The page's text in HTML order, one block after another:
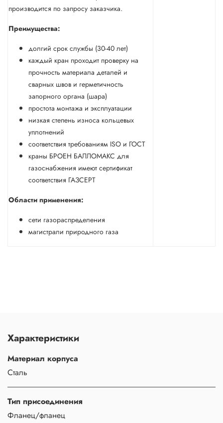
производится по запросу заказчика.
Преимущества:
долгий срок службы (30-40 лет)
каждый кран проходит проверку на
прочность материала деталей и
сварных швов и герметичность
запорного органа (шара)
простота монтажа и эксплуатации
низкая степень износа кольцевых
уплотнений
соответствия требованиям ISO и ГОСТ
краны БРОЕН БАЛЛОМАКС для
газоснабжения имеют сертификат
соответствия ГАЗСЕРТ
Области применения:
сети газораспределения
магистрали природного газа
Характеристики
Материал корпуса
Сталь
Тип присоединения
Фланец/фланец